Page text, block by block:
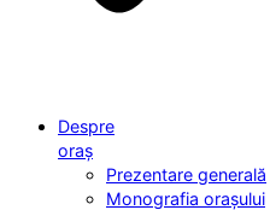
Despre
oraș
Prezentare generală
Monografia orașului